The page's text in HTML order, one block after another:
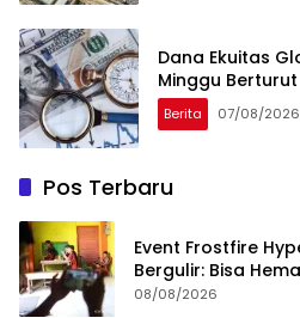
Dana Ekuitas
Minggu Berturut
Berita 07/08/2026
Pos Terbaru
Event Frostfire
Bergulir: Bisa
08/08/2026